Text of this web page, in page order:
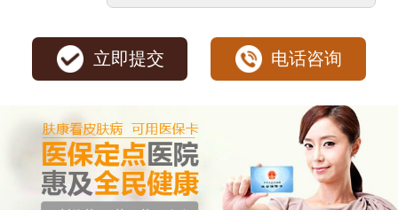
立即提交 电话咨询